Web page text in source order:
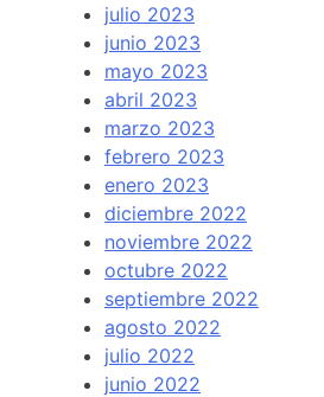
julio 2023
junio 2023
mayo 2023
abril 2023
marzo 2023
febrero 2023
enero 2023
diciembre 2022
noviembre 2022
octubre 2022
septiembre 2022
agosto 2022
julio 2022
junio 2022